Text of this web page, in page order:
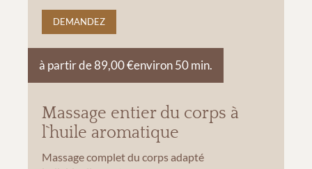
DEMANDEZ
Massage entier du corps à
l`huile aromatique
à partir de 89,00 €environ 50 min.
Massage complet du corps adapté